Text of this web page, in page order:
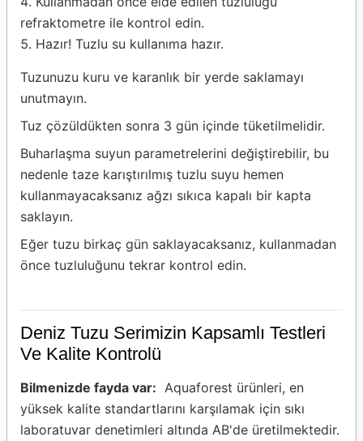
refraktometre ile kontrol edin.
Hazır! Tuzlu su kullanıma hazır.
Tuzunuzu kuru ve karanlık bir yerde saklamayı
unutmayın.
Tuz çözüldükten sonra 3 gün içinde tüketilmelidir.
Buharlaşma suyun parametrelerini değiştirebilir, bu
nedenle taze karıştırılmış tuzlu suyu hemen
kullanmayacaksanız ağzı sıkıca kapalı bir kapta
saklayın.
Eğer tuzu birkaç gün saklayacaksanız, kullanmadan
önce tuzluluğunu tekrar kontrol edin.
Deniz Tuzu Serimizin Kapsamlı Testleri
Ve Kalite Kontrolü
Bilmenizde fayda var: Aquaforest ürünleri, en
yüksek kalite standartlarını karşılamak için sıkı
laboratuvar denetimleri altında AB'de üretilmektedir.